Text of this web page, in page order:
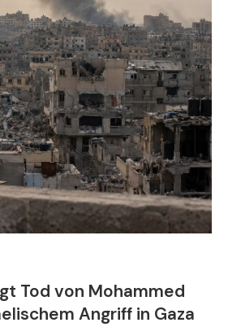
Tod von Mohammed
Angriff in Gaza